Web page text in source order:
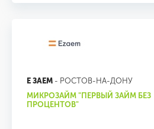
Е ЗАЕМ - РОСТОВ-НА-ДОНУ
МИКРОЗАЙМ "ПЕРВЫЙ ЗАЙМ БЕЗ
ПРОЦЕНТОВ"